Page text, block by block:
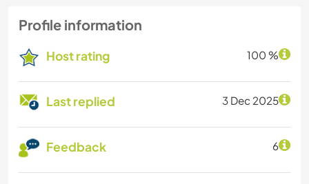
Profile information
Host rating 100 %
Last replied 3 Dec 2025
Feedback 6